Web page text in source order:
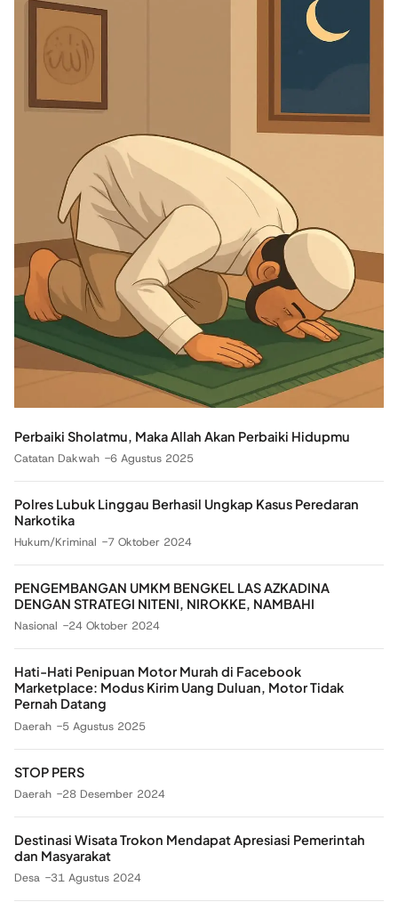
Perbaiki Sholatmu, Maka Allah Akan Perbaiki Hidupmu
Catatan Dakwah 6 Agustus 2025
Polres Lubuk Linggau Berhasil Ungkap Kasus Peredaran
Narkotika
Hukum/Kriminal 7 Oktober 2024
PENGEMBANGAN UMKM BENGKEL LAS AZKADINA
DENGAN STRATEGI NITENI, NIROKKE, NAMBAHI
Nasional 24 Oktober 2024
Hati-Hati Penipuan Motor Murah di Facebook
Marketplace: Modus Kirim Uang Duluan, Motor Tidak
Pernah Datang
Daerah 5 Agustus 2025
STOP PERS
Daerah 28 Desember 2024
Destinasi Wisata Trokon Mendapat Apresiasi Pemerintah
dan Masyarakat
Desa 31 Agustus 2024